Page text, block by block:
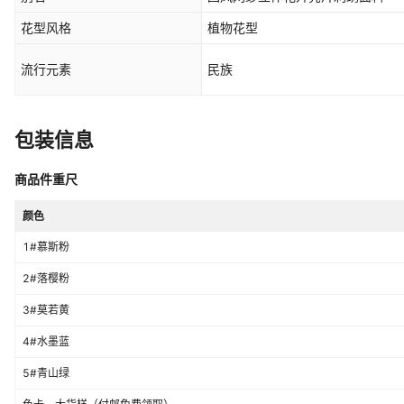
花型风格 植物花型
流行元素 民族
包装信息
商品件重尺
颜色
1#慕斯粉
2#落樱粉
3#莫若黄
4#水墨蓝
5#青山绿